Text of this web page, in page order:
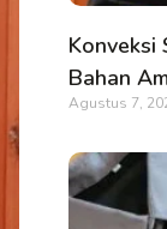
Konveksi
Bahan
Agustus 7,